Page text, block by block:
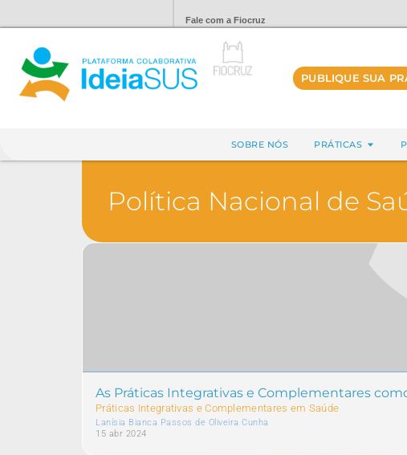
Fale com a Fiocruz
PUBLIQUE SUA
SOBRE NÓS PRÁTICAS
Política Nacional de
As Práticas Integrativas e Complementares
Práticas Integrativas e Complementares em Saúde
Lanísia Bianca Passos de Oliveira Cunha
15 abr 2024